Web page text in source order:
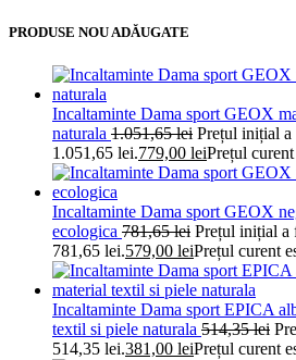
PRODUSE NOU ADĂUGATE
Incaltaminte Dama sport GEOX
naturala 1.051,65lei Prețul inițial a
1.051,65 lei.779,00 leiPrețul
Incaltaminte Dama sport GEOX
ecologica 781,65lei Prețul inițial a
781,65 lei.579,00 leiPrețul curent
Incaltaminte Dama sport EPICA
textil si piele naturala 514,35lei
514,35 lei.381,00 leiPrețul curent